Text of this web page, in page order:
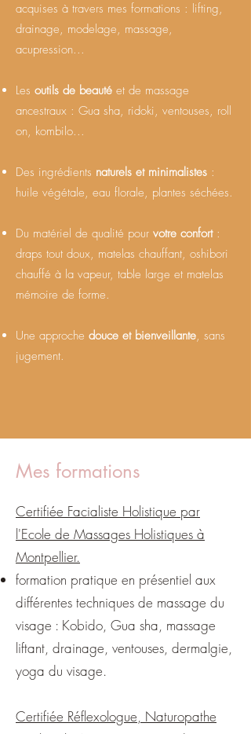
acquises à travers mes formations : lifting,
drainage, modelage, massage,
acupression...
Les outils de beauté et de massage
ancestraux : Gua sha, ridoki, ventouses, roll
on, kombilo...
Des ingrédients naturels et minimalistes :
huile végétale, eau florale, plantes séchées.
Du matériel de qualité pour votre confort:
draps tout doux, matelas chauffant, oshibori
chauffé à la vapeur, table large et matelas
mémoire de forme.
Une approche douce et bienveillante, sans
jugement.
Mes formations
Certifiée Facialiste Holistique par
l'Ecole de Massages Holistiques à
Montpellier.
formation pratique en présentiel aux
différentes techniques de massage du
visage : Kobido, Gua sha, massage
liftant, drainage, ventouses, dermalgie,
yoga du visage.
Certifiée Réflexologue, Naturopathe